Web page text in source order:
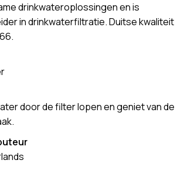
drinkwateroplossingen en is
in drinkwaterfiltratie. Duitse kwaliteit
door de filter lopen en geniet van de